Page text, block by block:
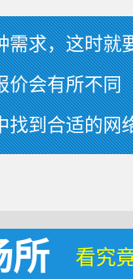
需求，这时就
价会有所不同
找到合适的网
所 看究